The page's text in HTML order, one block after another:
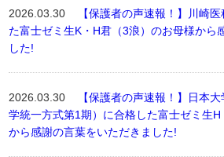
2026.03.30
【保護者の声速報！】川崎
た富士ゼミ生K・H君（3浪）のお母様から
した!
2026.03.30
【保護者の声速報！】日本
学統一方式第1期）に合格した富士ゼミ生
から感謝の言葉をいただきました!